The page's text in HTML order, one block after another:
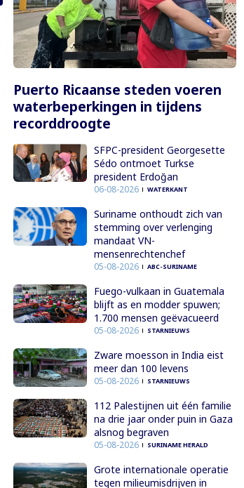
Puerto Ricaanse steden voeren
waterbeperkingen in tijdens
recorddroogte
SFPC-president Georgesette
Sédo ontmoet Turkse
president Erdoğan
06-08-2026 WATERKANT
Suriname onthoudt zich van
stemming over verlenging
mandaat VN-
mensenrechtenchef
05-08-2026 ABC-SURINAME
Fuego-vulkaan in Guatemala
blijft as en modder spuwen;
1.700 mensen geëvacueerd
05-08-2026 STARNIEUWS
Zware moesson in India eist
meer dan 100 levens
05-08-2026 STARNIEUWS
112 Palestijnen uit één familie
na drie jaar onder puin in Gaza
alsnog begraven
05-08-2026 SURINAME HERALD
Grote internationale operatie
tegen milieumisdrijven in